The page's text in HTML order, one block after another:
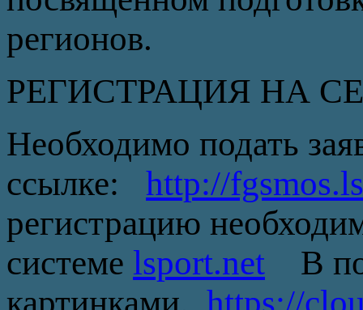
регионов.
РЕГИСТРАЦИЯ НА
Необходимо подать
ссылке: http://
регистрацию
системе lsport.net В